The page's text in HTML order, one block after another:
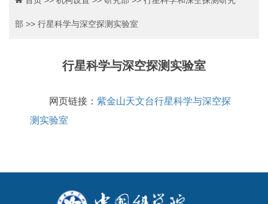
部 >> 行星科学与深空探测实验室
行星科学与深空探测实验室
网页链接： 紫金山天文台行星科学与深空探
测实验室